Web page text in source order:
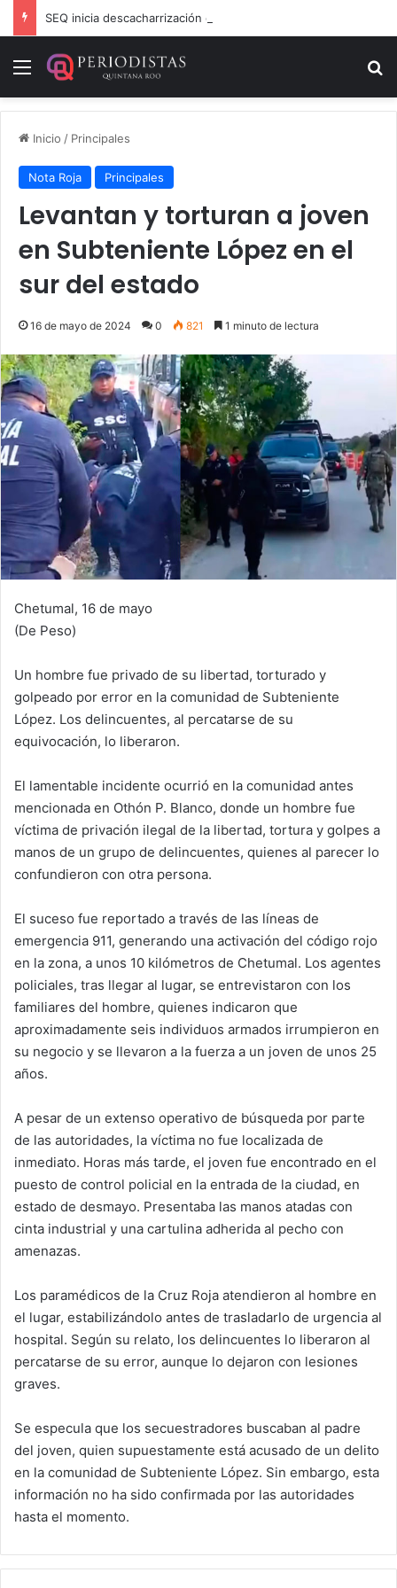
Menú
Inicio / Principales
Nota Roja Principales
Levantan y torturan a joven
en Subteniente López en el
sur del estado
16 de mayo de 2024 0 821 1 minuto de lectura
Chetumal, 16 de mayo
(De Peso)
Un hombre fue privado de su libertad, torturado y
golpeado por error en la comunidad de Subteniente
López. Los delincuentes, al percatarse de su
equivocación, lo liberaron.
El lamentable incidente ocurrió en la comunidad antes
mencionada en Othón P. Blanco, donde un hombre fue
víctima de privación ilegal de la libertad, tortura y golpes a
manos de un grupo de delincuentes, quienes al parecer lo
confundieron con otra persona.
El suceso fue reportado a través de las líneas de
emergencia 911, generando una activación del código rojo
en la zona, a unos 10 kilómetros de Chetumal. Los agentes
policiales, tras llegar al lugar, se entrevistaron con los
familiares del hombre, quienes indicaron que
aproximadamente seis individuos armados irrumpieron en
su negocio y se llevaron a la fuerza a un joven de unos 25
años.
A pesar de un extenso operativo de búsqueda por parte
de las autoridades, la víctima no fue localizada de
inmediato. Horas más tarde, el joven fue encontrado en el
puesto de control policial en la entrada de la ciudad, en
estado de desmayo. Presentaba las manos atadas con
cinta industrial y una cartulina adherida al pecho con
amenazas.
Los paramédicos de la Cruz Roja atendieron al hombre en
el lugar, estabilizándolo antes de trasladarlo de urgencia al
hospital. Según su relato, los delincuentes lo liberaron al
percatarse de su error, aunque lo dejaron con lesiones
graves.
Se especula que los secuestradores buscaban al padre
del joven, quien supuestamente está acusado de un delito
en la comunidad de Subteniente López. Sin embargo, esta
información no ha sido confirmada por las autoridades
hasta el momento.